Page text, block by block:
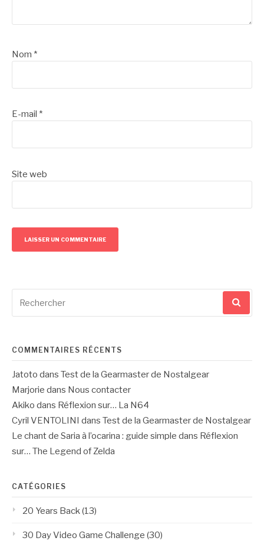
Nom *
E-mail *
Site web
pour
COMMENTAIRES RÉCENTS
Jatoto dans Test de la Gearmaster de Nostalgear
Marjorie dans Nous contacter
Akiko dans Réflexion sur… La N64
Cyril VENTOLINI dans Test de la Gearmaster de Nostalgear
Le chant de Saria à l’ocarina : guide simple dans Réflexion
sur… The Legend of Zelda
CATÉGORIES
20 Years Back(13)
30 Day Video Game Challenge (30)